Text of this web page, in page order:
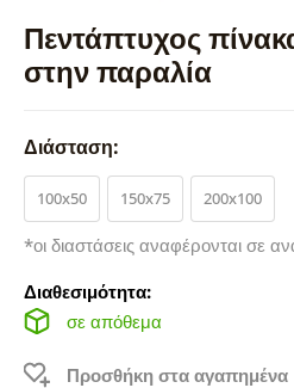
Πεντάπτυχος
στην παραλία
Διάσταση:
100x50 150x75 200x100
*οι διαστάσεις αναφέρονται σε
Διαθεσιμότητα:
σε απόθεμα
Προσθήκη στα αγαπημένα